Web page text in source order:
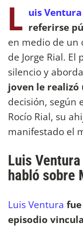
L uis Ventura
referirse
en medio de un
de Jorge Rial.
silencio y
joven le realizó
decisión, según
Rocío Rial, su
manifestado el
Luis
habló sobre
Luis Ventura
episodio